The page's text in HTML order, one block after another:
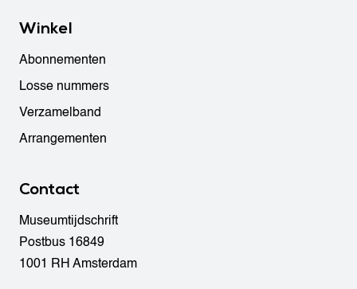
Winkel
Abonnementen
Losse nummers
Verzamelband
Arrangementen
Contact
Museumtijdschrift
Postbus 16849
1001 RH Amsterdam